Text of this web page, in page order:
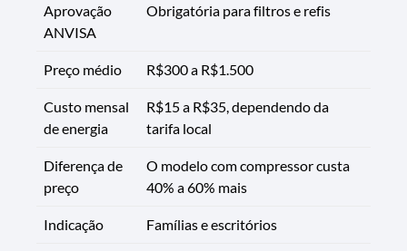
Aprovação
ANVISA
Obrigatória para filtros e refis
Preço médio R$300 a R$1.500
Custo mensal
de energia
R$15 a R$35, dependendo da
tarifa local
Diferença de
preço
O modelo com compressor custa
40% a 60% mais
Indicação Famílias e escritórios